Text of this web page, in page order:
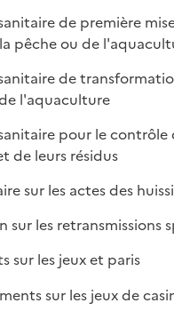
de première
pêche ou de
de
l'aquaculture
pour le contrôle
de leurs résidus
sur les actes des
sur les retransmissions
sur les jeux et paris
sur les jeux de